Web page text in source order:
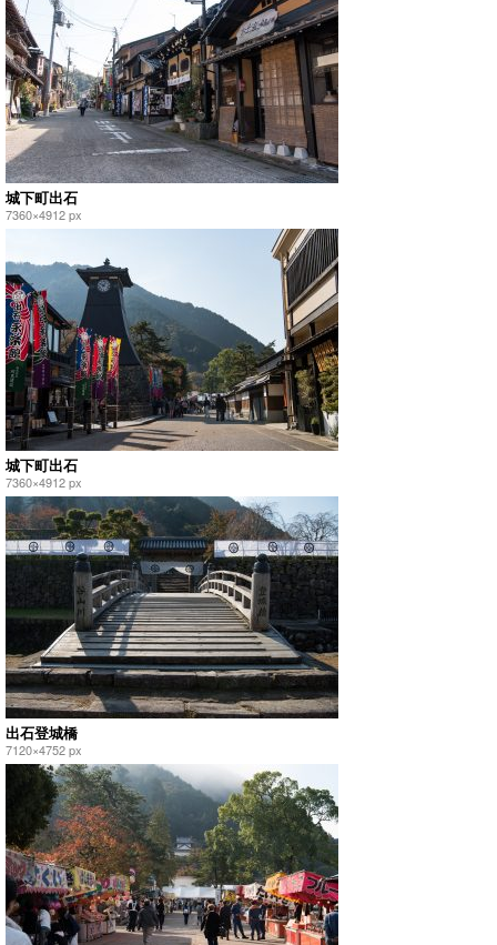
城下町出石
7360×4912 px
城下町出石
7360×4912 px
出石登城橋
7120×4752 px